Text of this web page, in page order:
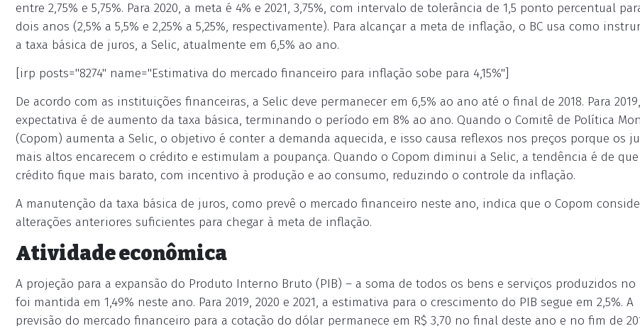
entre 2,75% e 5,75%. Para 2020, a meta é 4% e 2021, 3,75%, com intervalo de tolerância de 1,5 ponto percentual
dois anos (2,5% a 5,5% e 2,25% a 5,25%, respectivamente). Para alcançar a meta de inflação, o BC usa como
a taxa básica de juros, a Selic, atualmente em 6,5% ao ano.
[irp posts="8274" name="Estimativa do mercado financeiro para inflação sobe para 4,15%"]
De acordo com as instituições financeiras, a Selic deve permanecer em 6,5% ao ano até o final de 2018. Para
expectativa é de aumento da taxa básica, terminando o período em 8% ao ano. Quando o Comitê de Política
(Copom) aumenta a Selic, o objetivo é conter a demanda aquecida, e isso causa reflexos nos preços porque os
mais altos encarecem o crédito e estimulam a poupança. Quando o Copom diminui a Selic, a tendência é de
crédito fique mais barato, com incentivo à produção e ao consumo, reduzindo o controle da inflação.
A manutenção da taxa básica de juros, como prevê o mercado financeiro neste ano, indica que o Copom
alterações anteriores suficientes para chegar à meta de inflação.
Atividade econômica
A projeção para a expansão do Produto Interno Bruto (PIB) – a soma de todos os bens e serviços produzidos no
foi mantida em 1,49% neste ano. Para 2019, 2020 e 2021, a estimativa para o crescimento do PIB segue em 2,5%. A
previsão do mercado financeiro para a cotação do dólar permanece em R$ 3,70 no final deste ano e no fim de